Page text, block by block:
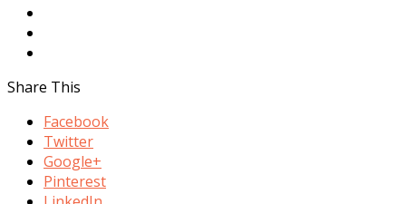
Share This
Facebook
Twitter
Google+
Pinterest